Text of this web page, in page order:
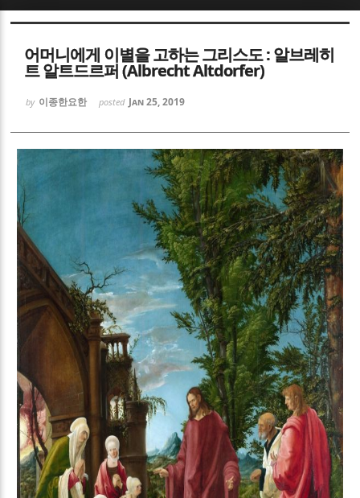
어머니에게 이별을 고하는 그리스도 : 알브레히
트 알트드르퍼 (Albrecht Altdorfer)
by 이종한요한 posted Jan 25, 2019
Sketchbook5, 스케치북5
Sketchbook5, 스케치북5
Sketchbook5, 스케치북5
Sketchbook5, 스케치북5